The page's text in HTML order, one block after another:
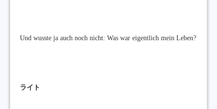
Und wusste ja auch noch nicht: Was war eigentlich mein Leben?
ライト